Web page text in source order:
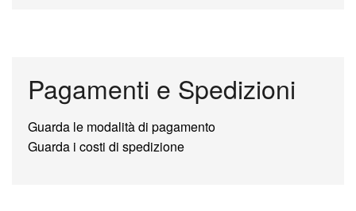
Pagamenti e Spedizioni
Guarda le modalità di pagamento
Guarda i costi di spedizione